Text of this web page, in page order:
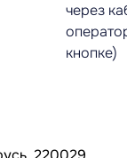
через
кнопке)